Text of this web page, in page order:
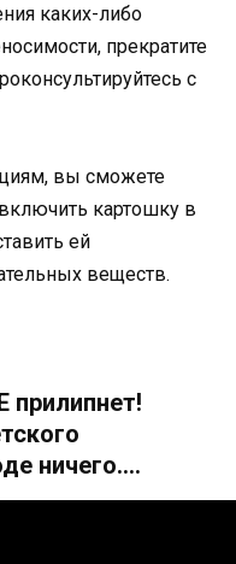
каких-либо
прекратите
с
вы сможете
картошку в
ей
веществ.
ничего….